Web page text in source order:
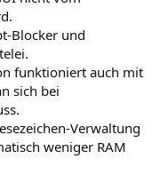
Blocker und
funktioniert auch mit
sich bei
Verwaltung
weniger RAM